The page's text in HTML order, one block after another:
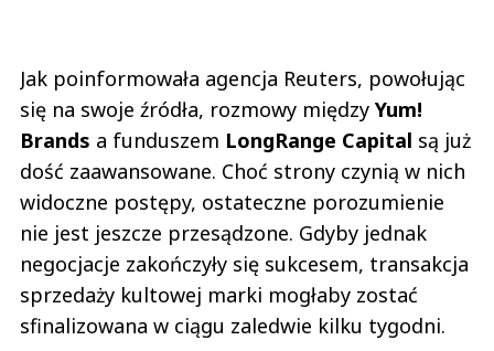
Jak poinformowała agencja Reuters, powołując
się na swoje źródła, rozmowy między Yum!
Brands a funduszem LongRange Capital są już
dość zaawansowane. Choć strony czynią w nich
widoczne postępy, ostateczne porozumienie
nie jest jeszcze przesądzone. Gdyby jednak
negocjacje zakończyły się sukcesem, transakcja
sprzedaży kultowej marki mogłaby zostać
sfinalizowana w ciągu zaledwie kilku tygodni.